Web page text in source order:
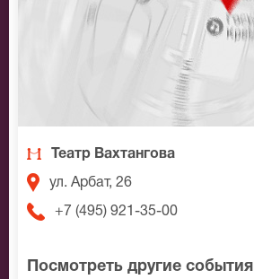
Театр Вахтангова
ул. Арбат, 26
+7 (495) 921-35-00
Посмотреть другие события